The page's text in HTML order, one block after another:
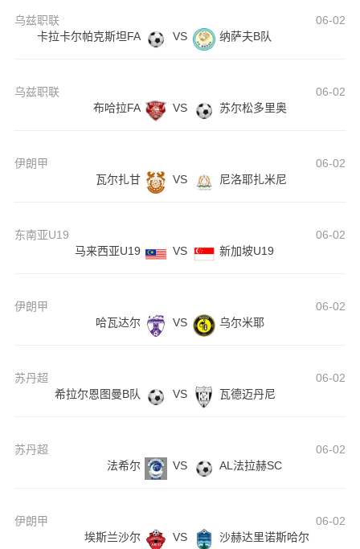
乌兹职联
06-02
卡拉卡尔帕克斯坦FA
VS 纳萨夫B队
乌兹职联
06-02
布哈拉FA
VS 苏尔松多里奥
伊朗甲
06-02
瓦尔扎甘
VS 尼洛耶扎米尼
东南亚U19
06-02
马来西亚U19
VS 新加坡U19
伊朗甲
06-02
哈瓦达尔
VS 乌尔米耶
苏丹超
06-02
希拉尔恩图曼B队
VS 瓦德迈丹尼
苏丹超
06-02
法希尔
VS AL法拉赫SC
伊朗甲
06-02
埃斯兰沙尔
VS 沙赫达里诺斯哈尔